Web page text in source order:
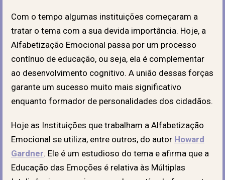
Com o tempo algumas instituições começaram a
tratar o tema com a sua devida importância. Hoje, a
Alfabetização Emocional passa por um processo
contínuo de educação, ou seja, ela é complementar
ao desenvolvimento cognitivo. A união dessas forças
garante um sucesso muito mais significativo
enquanto formador de personalidades dos cidadãos.
Hoje as Instituições que trabalham a Alfabetização
Emocional se utiliza, entre outros, do autor Howard
Gardner. Ele é um estudioso do tema e afirma que a
Educação das Emoções é relativa às Múltiplas